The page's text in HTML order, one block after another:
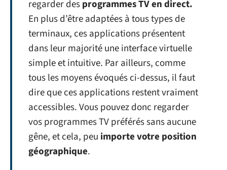
regarder desprogrammes TV en direct.
En plus d’être adaptées à tous types de
terminaux, ces applications présentent
dans leur majorité une interface virtuelle
simple et intuitive. Par ailleurs, comme
tous les moyens évoqués ci-dessus, il faut
dire que ces applications restent vraiment
accessibles. Vous pouvez donc regarder
vos programmes TV préférés sans aucune
gêne, et cela, peu importe votre position
géographique.